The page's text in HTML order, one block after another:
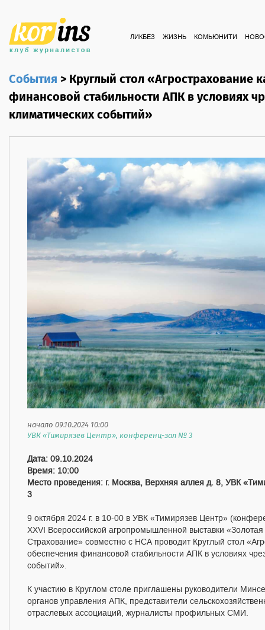
ЛИКБЕЗ ЖИЗНЬ КОМЬЮНИТИ
События>Круглый стол «Агрострахование
финансовой стабильности АПК в условиях
климатических событий»
начало 09.10.2024 10:00
УВК «Тимирязев Центр», конференц-зал № 3
Дата: 09.10.2024
Время: 10:00
Место проведения: г. Москва, Верхняя аллея д. 8, УВК
3
9 октября 2024 г. в 10-00 в УВК «Тимирязев Центр»
XXVI Всероссийской агропромышленной выставки
Страхование» совместно с НСА проводит Круглый стол
обеспечения финансовой стабильности АПК в условиях
событий».
К участию в Круглом столе приглашены руководители
органов управления АПК, представители
отраслевых ассоциаций, журналисты профильных СМИ.